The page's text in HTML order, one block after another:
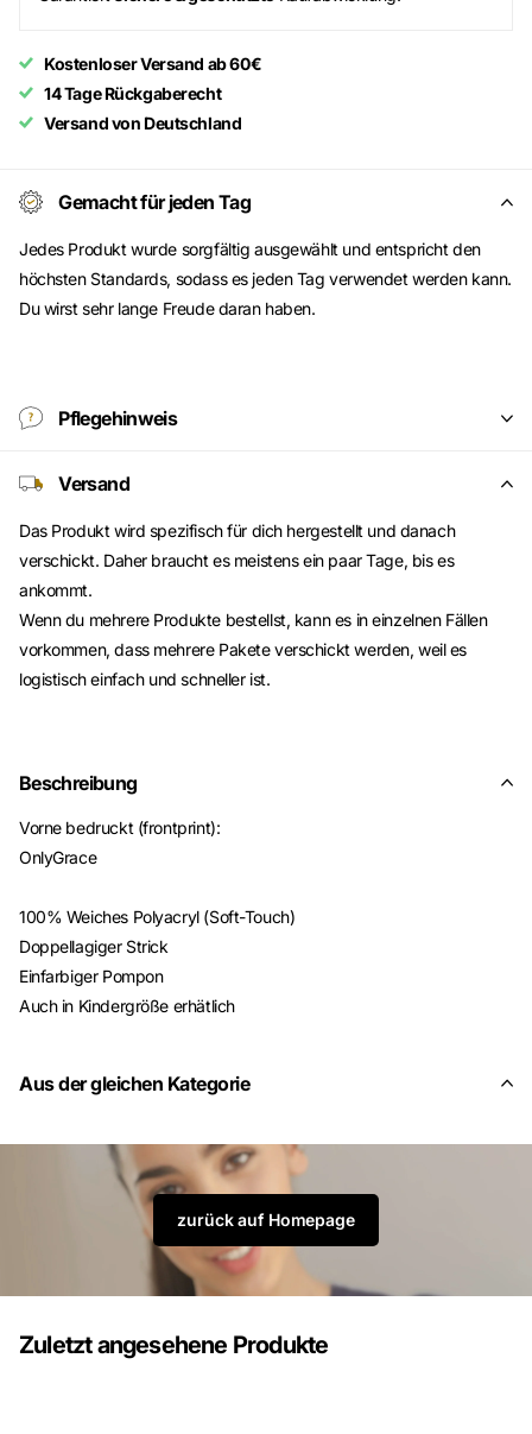
Kostenloser Versand ab 60€
14 Tage Rückgaberecht
Versand von Deutschland
Gemacht für jeden Tag
Jedes Produkt wurde sorgfältig ausgewählt und entspricht den
höchsten Standards, sodass es jeden Tag verwendet werden kann.
Du wirst sehr lange Freude daran haben.
Pflegehinweis
Versand
Das Produkt wird spezifisch für dich hergestellt und danach
verschickt. Daher braucht es meistens ein paar Tage, bis es
ankommt.
Wenn du mehrere Produkte bestellst, kann es in einzelnen Fällen
vorkommen, dass mehrere Pakete verschickt werden, weil es
logistisch einfach und schneller ist.
Beschreibung
Vorne bedruckt (frontprint):
OnlyGrace
100% Weiches Polyacryl (Soft-Touch)
Doppellagiger Strick
Einfarbiger Pompon
Auch in Kindergröße erhätlich
Aus der gleichen Kategorie
zurück auf Homepage
Zuletzt angesehene Produkte